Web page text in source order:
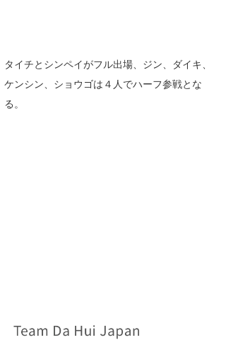
タイチとシンペイがフル出場、ジン、ダイキ、
ケンシン、ショウゴは４人でハーフ参戦とな
る。